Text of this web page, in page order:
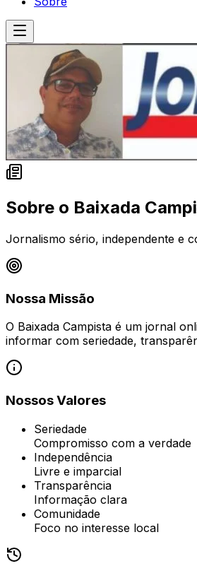
Sobre o Baixada
Jornalismo sério, independente e
Nossa Missão
O Baixada Campista é um jornal
informar com seriedade,
Nossos Valores
Seriedade
Compromisso com a verdade
Independência
Livre e imparcial
Transparência
Informação clara
Comunidade
Foco no interesse local